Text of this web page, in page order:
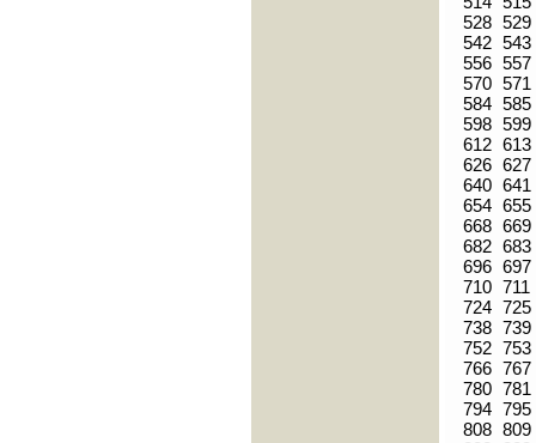
528 529
542 543
556 557
570 571
584 585
598 599
612 613
626 627
640 641
654 655
668 669
682 683
696 697
710 711
724 725
738 739
752 753
766 767
780 781
794 795
808 809